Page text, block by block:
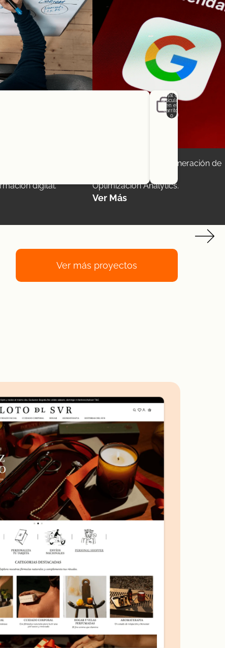
Total de
artículos
en el
carrito:
0
orientado a afrontar
un e-Commerce o un
digital.
Optimización SEO + Generación de
Optimización Analytics.
Ver Más
Ver más proyectos